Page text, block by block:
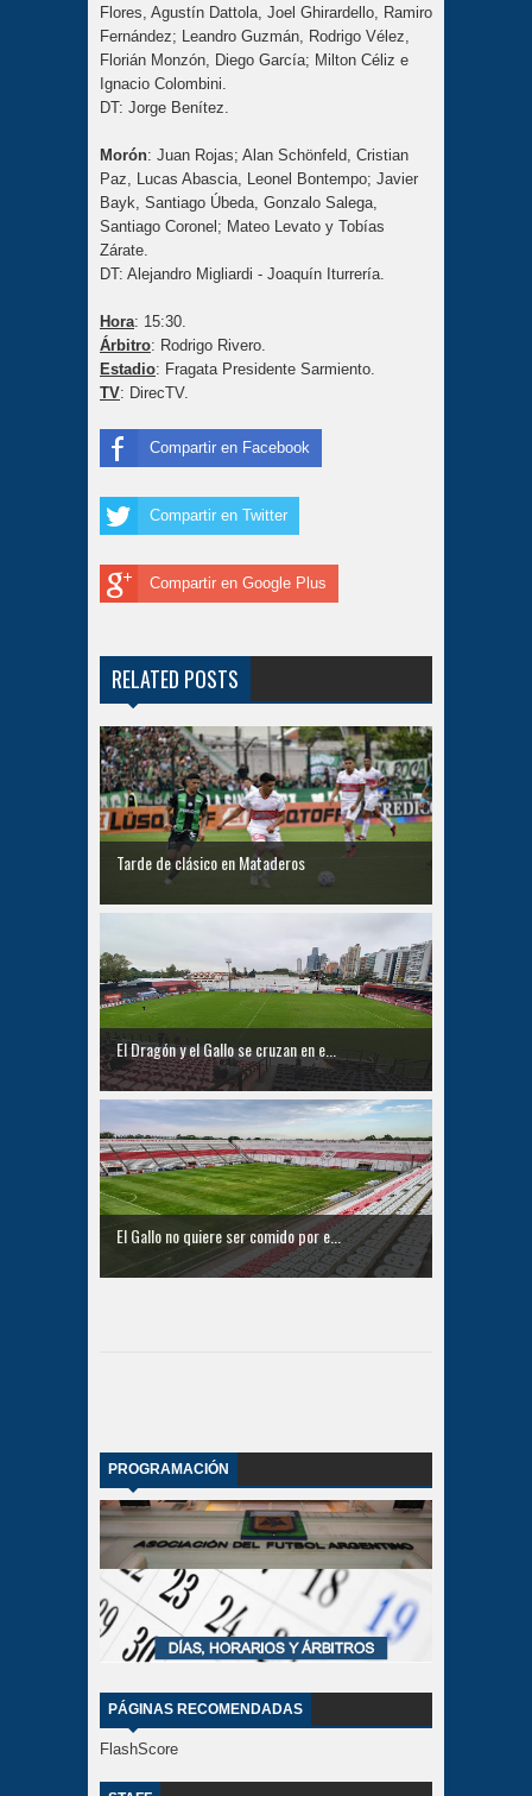
Flores, Agustín Dattola, Joel Ghirardello, Ramiro
Fernández; Leandro Guzmán, Rodrigo Vélez,
Florián Monzón, Diego García; Milton Céliz e
Ignacio Colombini.
DT: Jorge Benítez.
Morón: Juan Rojas; Alan Schönfeld, Cristian
Paz, Lucas Abascia, Leonel Bontempo; Javier
Bayk, Santiago Úbeda, Gonzalo Salega,
Santiago Coronel; Mateo Levato y Tobías
Zárate.
DT: Alejandro Migliardi - Joaquín Iturrería.
Hora: 15:30.
Árbitro: Rodrigo Rivero.
Estadio: Fragata Presidente Sarmiento.
TV: DirecTV.
Compartir en Facebook
Compartir en Twitter
Compartir en Google Plus
RELATED POSTS
Tarde de clásico en Mataderos
El Dragón y el Gallo se cruzan en e...
El Gallo no quiere ser comido por e...
PROGRAMACIÓN
PÁGINAS RECOMENDADAS
FlashScore